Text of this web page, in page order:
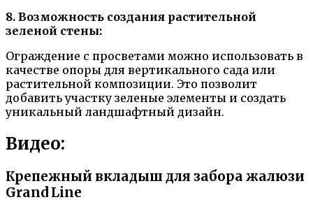
8. Возможность создания растительной
зеленой стены:
Ограждение с просветами можно использовать в
качестве опоры для вертикального сада или
растительной композиции. Это позволит
добавить участку зеленые элементы и создать
уникальный ландшафтный дизайн.
Видео:
Крепежный вкладыш для забора жалюзи
Grand Line